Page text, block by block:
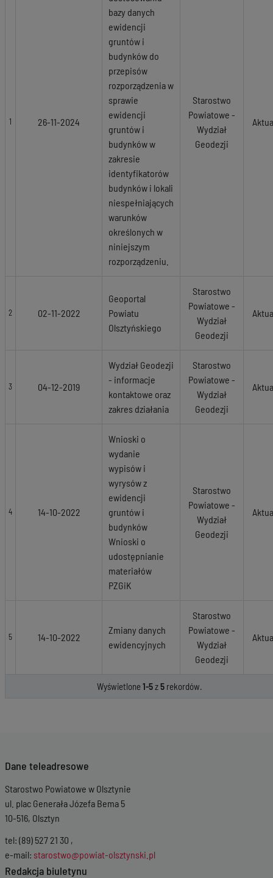
1 26-11-2024
bazy danych
ewidencji
gruntów i
budynków do
przepisów
rozporządzenia w
sprawie
ewidencji
gruntów i
budynków w
zakresie
identyfikatorów
budynków i lokali
niespełniających
warunków
określonych w
niniejszym
rozporządzeniu.
Starostwo
Powiatowe -
Wydział
Geodezji
2 02-11-2022
Geoportal
Powiatu
Olsztyńskiego
Starostwo
Powiatowe -
Wydział
Geodezji
3 04-12-2019
Wydział Geodezji
- informacje
kontaktowe oraz
zakres działania
Starostwo
Powiatowe -
Wydział
Geodezji
4 14-10-2022
Wnioski o
wydanie
wypisów i
wyrysów z
ewidencji
gruntów i
budynków
Wnioski o
udostępnianie
materiałów
PZGiK
Starostwo
Powiatowe -
Wydział
Geodezji
5 14-10-2022
Zmiany danych
ewidencyjnych
Starostwo
Powiatowe -
Wydział
Geodezji
Wyświetlone1-5z5rekordów.
Dane teleadresowe
Starostwo Powiatowe w Olsztynie
ul. plac Generała Józefa Bema 5
10-516, Olsztyn
tel: (89) 527 21 30 ,
e-mail: starostwo@powiat-olsztynski.pl
Redakcja biuletynu